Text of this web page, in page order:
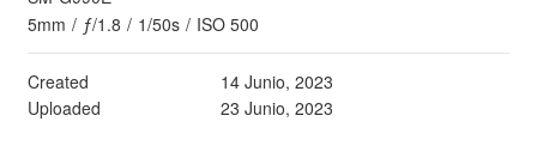
5mm / ƒ/1.8 / 1/50s / ISO 500
Created
14 Junio, 2023
Uploaded
23 Junio, 2023